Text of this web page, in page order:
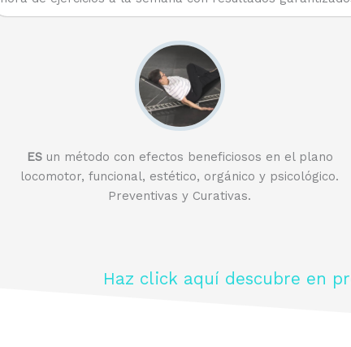
ESun método con efectos beneficiosos en el plano
locomotor, funcional, estético, orgánico y psicológico.
Preventivas y Curativas.
Haz click aquí descubre en